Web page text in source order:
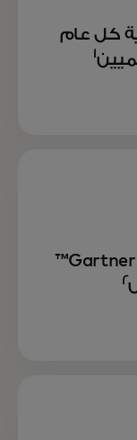
كل عام
1
الرائد في Gartner Magic Quadrant™
2